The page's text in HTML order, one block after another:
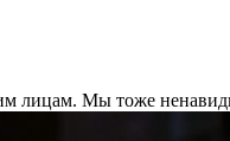
лицам. Мы тоже